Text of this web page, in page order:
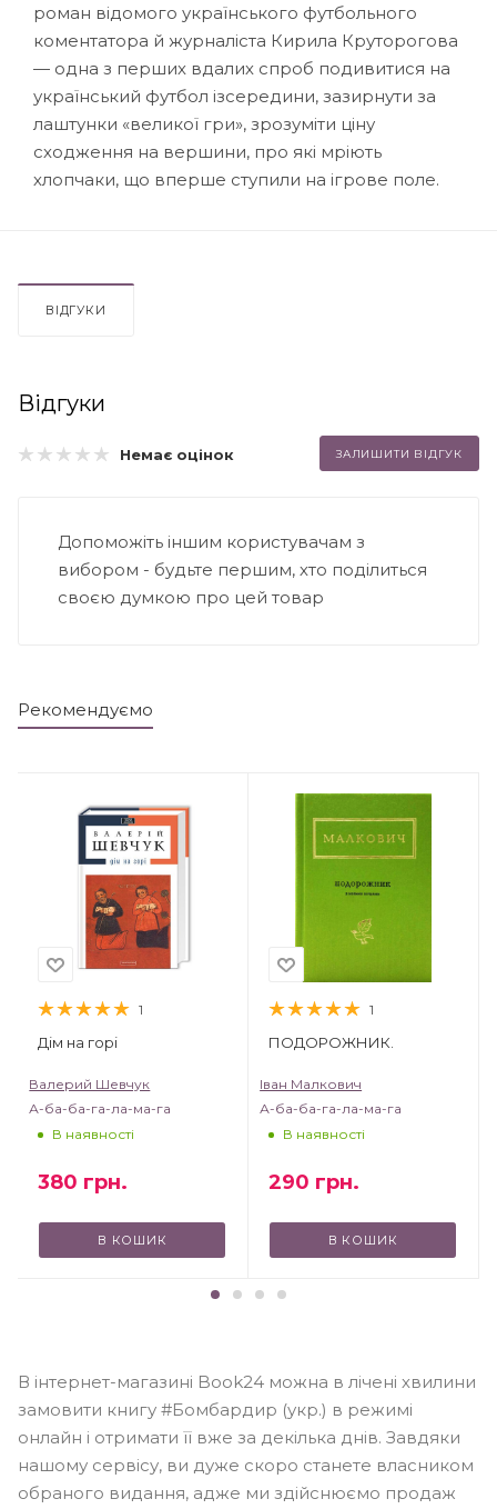
роман відомого українського футбольного
коментатора й журналіста Кирила Круторогова
— одна з перших вдалих спроб подивитися на
український футбол ізсередини, зазирнути за
лаштунки «великої гри», зрозуміти ціну
сходження на вершини, про які мріють
хлопчаки, що вперше ступили на ігрове поле.
ВІДГУКИ
Відгуки
Немає оцінок ЗАЛИШИТИ ВІДГУК
Допоможіть іншим користувачам з
вибором - будьте першим, хто поділиться
своєю думкою про цей товар
Рекомендуємо
1
Дім на горі
Валерий Шевчук
А-ба-ба-га-ла-ма-га
В наявності
380 грн.
В КОШИК
1
ПОДОРОЖНИК.
Іван Малкович
А-ба-ба-га-ла-ма-га
В наявності
290 грн.
В КОШИК
В інтернет-магазині Book24 можна в лічені хвилини
замовити книгу #Бомбардир (укр.) в режимі
онлайн і отримати її вже за декілька днів. Завдяки
нашому сервісу, ви дуже скоро станете власником
обраного видання, адже ми здійснюємо продаж